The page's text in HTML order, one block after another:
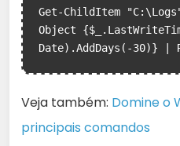
Get-ChildItem
Object
Veja também: Domine o
principais comandos